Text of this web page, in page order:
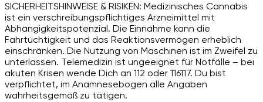
SICHERHEITSHINWEISE & RISIKEN: Medizinisches Cannabis
ist ein verschreibungspflichtiges Arzneimittel mit
Abhängigkeitspotenzial. Die Einnahme kann die
Fahrtüchtigkeit und das Reaktionsvermögen erheblich
einschränken. Die Nutzung von Maschinen ist im Zweifel zu
unterlassen. Telemedizin ist ungeeignet für Notfälle – bei
akuten Krisen wende Dich an 112 oder 116117. Du bist
verpflichtet, im Anamnesebogen alle Angaben
wahrheitsgemäß zu tätigen.